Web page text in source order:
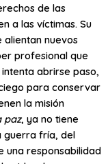
de las
a las víctimas. Su
alientan nuevos
profesional que
abrirse paso,
para conservar
la misión
paz, ya no tiene
guerra fría, del
una responsabilidad